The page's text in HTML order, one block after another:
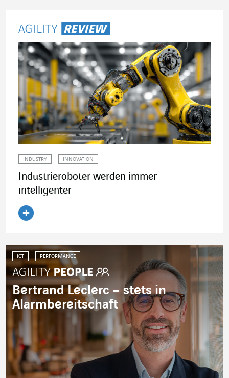
INDUSTRY INNOVATION
Industrieroboter werden immer
intelligenter
ICT PERFORMANCE
Bertrand Leclerc – stets in
Alarmbereitschaft